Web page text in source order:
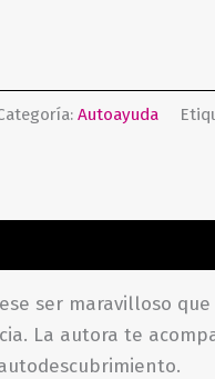
Autoayuda
ser maravilloso
La autora te